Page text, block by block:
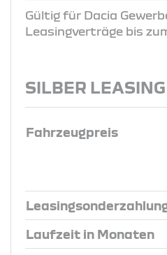
Gültig für Dacia
Leasingverträge bis
SILBER LEASING
Fahrzeugpreis
Laufzeit in Monaten